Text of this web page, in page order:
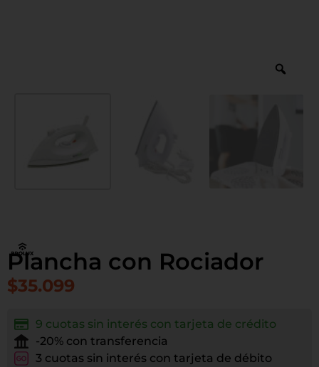
Plancha con Rociador
$35.099
9 cuotas sin interés con tarjeta de crédito
-20% con transferencia
3 cuotas sin interés con tarjeta de débito